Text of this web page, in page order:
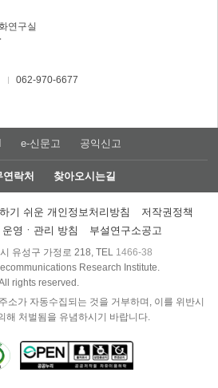
연구실
062-970-6677
e-신문고 공익신고
락처 찾아오시는길
기 쉬운 개인정보처리방침
저작권정책
영ㆍ관리 방침
부설연구소공고
유성구 가정로 218, TEL 1466-38
Research Institute.
rights reserved.
소가 자동수집되는 것을 거부하며, 이를 위반시
해 처벌됨을 유념하시기 바랍니다.